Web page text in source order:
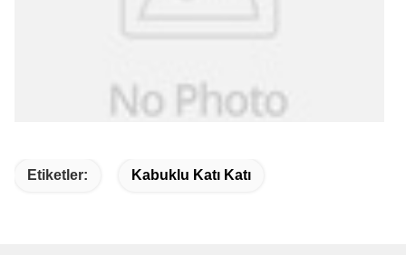
Etiketler: Kabuklu Katı Katı